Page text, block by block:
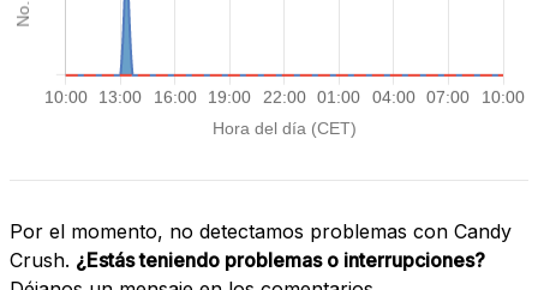
Por el momento, no detectamos problemas con Candy
Crush. ¿Estás teniendo problemas o interrupciones?